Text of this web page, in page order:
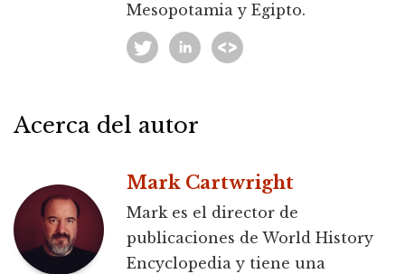
Mesopotamia y Egipto.
Acerca del autor
Mark Cartwright
Mark es el director de
publicaciones de World History
Encyclopedia y tiene una